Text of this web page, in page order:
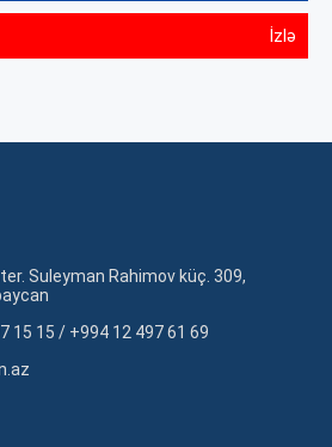
İzlə
Suleyman Rahimov küç. 309,
15 15 / +994 12 497 61 69